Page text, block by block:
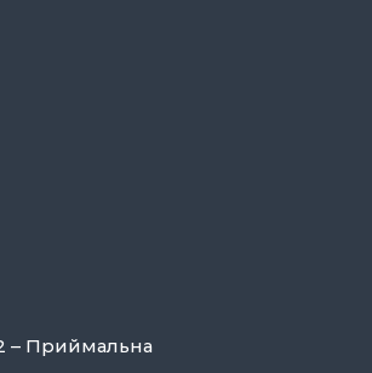
– Приймальна